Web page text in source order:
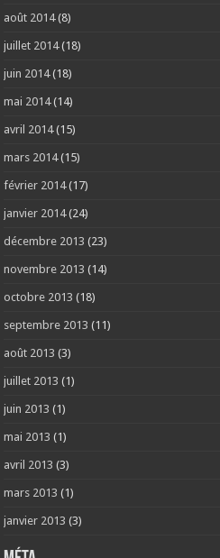
août 2014(8)
juillet 2014(18)
juin 2014(18)
mai 2014(14)
avril 2014(15)
mars 2014(15)
février 2014(17)
janvier 2014(24)
décembre 2013 (23)
novembre 2013 (14)
octobre 2013 (18)
septembre 2013 (11)
août 2013 (3)
juillet 2013 (1)
juin 2013 (1)
mai 2013 (1)
avril 2013 (3)
mars 2013 (1)
janvier 2013 (3)